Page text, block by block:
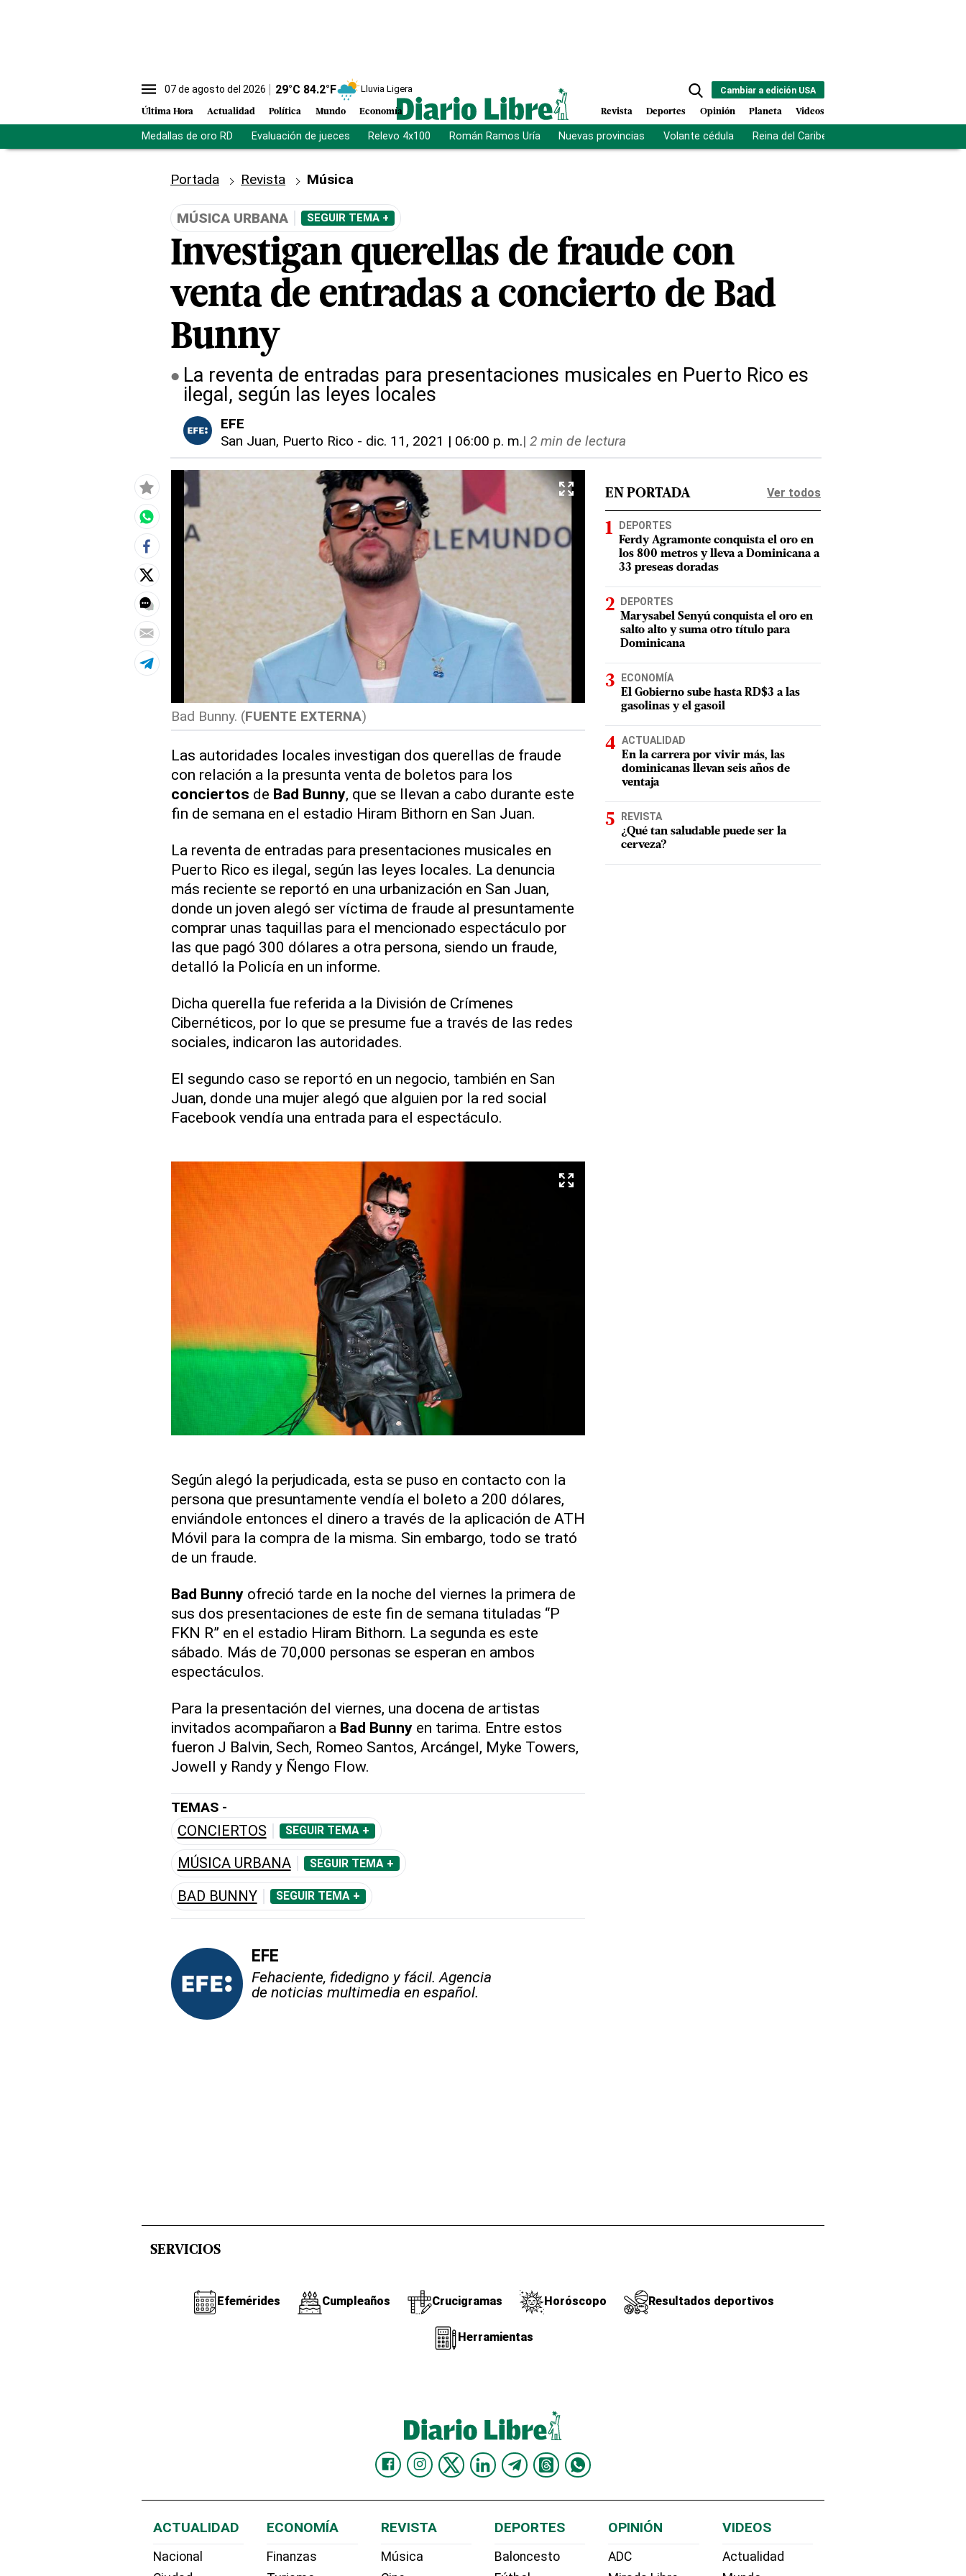
07 de agosto del 2026 29°C 84.2°F Lluvia Ligera
Última Hora Actualidad Política Mundo Economía
Cambiar a edición USA
Revista Deportes Opinión Planeta Videos
Medallas de oro RD Evaluación de jueces Relevo 4x100 Román Ramos Uría Nuevas provincias Volante cédula Reina del Caribe
Portada Revista Música
MÚSICA URBANA SEGUIR TEMA +
Investigan querellas de fraude con
venta de entradas a concierto de Bad
Bunny
La reventa de entradas para presentaciones musicales en Puerto Rico es
ilegal, según las leyes locales
EFE
San Juan, Puerto Rico - dic. 11, 2021 | 06:00 p. m.| 2 min de lectura
Bad Bunny. (FUENTE EXTERNA)
Las autoridades locales investigan dos querellas de fraude
con relación a la presunta venta de boletos para los
conciertos de Bad Bunny, que se llevan a cabo durante este
fin de semana en el estadio Hiram Bithorn en San Juan.
La reventa de entradas para presentaciones musicales en
Puerto Rico es ilegal, según las leyes locales. La denuncia
más reciente se reportó en una urbanización en San Juan,
donde un joven alegó ser víctima de fraude al presuntamente
comprar unas taquillas para el mencionado espectáculo por
las que pagó 300 dólares a otra persona, siendo un fraude,
detalló la Policía en un informe.
Dicha querella fue referida a la División de Crímenes
Cibernéticos, por lo que se presume fue a través de las redes
sociales, indicaron las autoridades.
El segundo caso se reportó en un negocio, también en San
Juan, donde una mujer alegó que alguien por la red social
Facebook vendía una entrada para el espectáculo.
Según alegó la perjudicada, esta se puso en contacto con la
persona que presuntamente vendía el boleto a 200 dólares,
enviándole entonces el dinero a través de la aplicación de ATH
Móvil para la compra de la misma. Sin embargo, todo se trató
de un fraude.
Bad Bunnyofreció tarde en la noche del viernes la primera de
sus dos presentaciones de este fin de semana tituladas “P
FKN R” en el estadio Hiram Bithorn. La segunda es este
sábado. Más de 70,000 personas se esperan en ambos
espectáculos.
Para la presentación del viernes, una docena de artistas
invitados acompañaron a Bad Bunnyen tarima. Entre estos
fueron J Balvin, Sech, Romeo Santos, Arcángel, Myke Towers,
Jowell y Randy y Ñengo Flow.
TEMAS -
CONCIERTOS SEGUIR TEMA +
MÚSICA URBANA SEGUIR TEMA +
BAD BUNNY SEGUIR TEMA +
EFE
Fehaciente, fidedigno y fácil. Agencia
de noticias multimedia en español.
EN PORTADA Ver todos
DEPORTES
Ferdy Agramonte conquista el oro en
los 800 metros y lleva a Dominicana a
33 preseas doradas
DEPORTES
Marysabel Senyú conquista el oro en
salto alto y suma otro título para
Dominicana
ECONOMÍA
El Gobierno sube hasta RD$3 a las
gasolinas y el gasoil
ACTUALIDAD
En la carrera por vivir más, las
dominicanas llevan seis años de
ventaja
REVISTA
¿Qué tan saludable puede ser la
cerveza?
SERVICIOS
Efemérides Cumpleaños Crucigramas Horóscopo Resultados deportivos
Herramientas
ACTUALIDAD
Nacional
ECONOMÍA
Finanzas
REVISTA
Música
DEPORTES
Baloncesto
OPINIÓN
ADC
VIDEOS
Actualidad